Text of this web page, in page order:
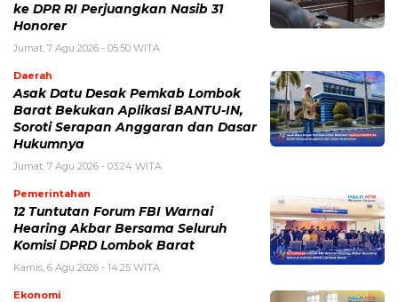
ke DPR RI Perjuangkan Nasib 31
Honorer
Jumat, 7 Agu 2026 - 05:50 WITA
Daerah
Asak Datu Desak Pemkab Lombok
Barat Bekukan Aplikasi BANTU-IN,
Soroti Serapan Anggaran dan Dasar
Hukumnya
Jumat, 7 Agu 2026 - 03:24 WITA
Pemerintahan
12 Tuntutan Forum FBI Warnai
Hearing Akbar Bersama Seluruh
Komisi DPRD Lombok Barat
Kamis, 6 Agu 2026 - 14:25 WITA
Ekonomi